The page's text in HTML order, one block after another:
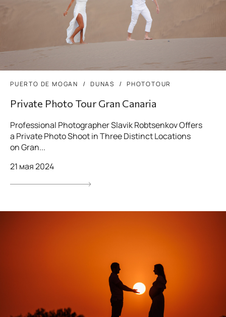
PUERTO DE MOGAN DUNAS PHOTOTOUR
Private Photo Tour Gran Canaria
Professional Photographer Slavik Robtsenkov Offers
a Private Photo Shoot in Three Distinct Locations
on Gran...
21 мая 2024